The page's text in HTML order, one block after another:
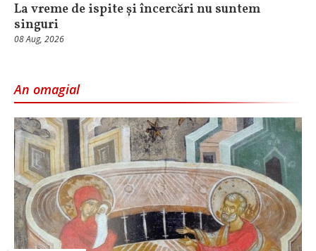
La vreme de ispite și încercări nu suntem
singuri
08 Aug, 2026
An omagial